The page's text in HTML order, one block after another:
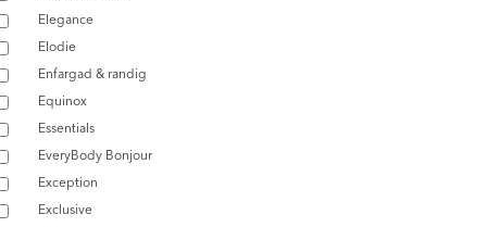
Elegance
Elodie
Enfargad & randig
Equinox
Essentials
EveryBody Bonjour
Exception
Exclusive